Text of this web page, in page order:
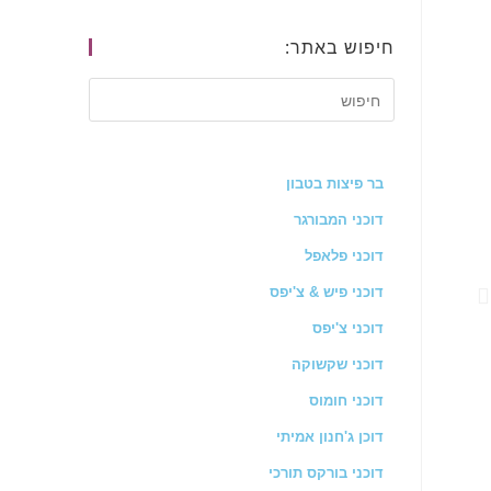
חיפוש באתר:
בר פיצות בטבון
דוכני המבורגר
דוכני פלאפל
דוכני פיש & צ'יפס
דוכני צ'יפס
דוכני שקשוקה
דוכני חומוס
דוכן ג'חנון אמיתי
דוכני בורקס תורכי